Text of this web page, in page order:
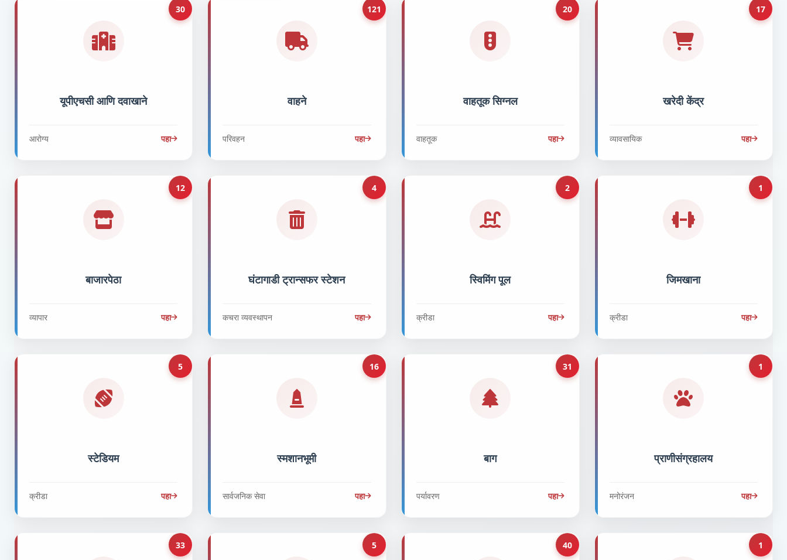
30
यूपीएचसी आणि दवाखाने
आरोग्य पहा
121
वाहने
परिवहन पहा
20
वाहतूक सिग्नल
वाहतूक पहा
17
खरेदी केंद्र
व्यावसायिक पहा
12
बाजारपेठा
व्यापार पहा
4
घंटागाडी ट्रान्सफर स्टेशन
कचरा व्यवस्थापन पहा
2
स्विमिंग पूल
क्रीडा पहा
1
जिमखाना
क्रीडा पहा
5
स्टेडियम
क्रीडा पहा
16
स्मशानभूमी
सार्वजनिक सेवा पहा
31
बाग
पर्यावरण पहा
1
प्राणीसंग्रहालय
मनोरंजन पहा
33 5 40 1